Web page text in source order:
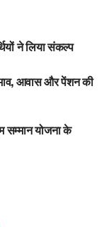
ने लिया संकल्प
आवास और पेंशन की
सम्मान योजना के